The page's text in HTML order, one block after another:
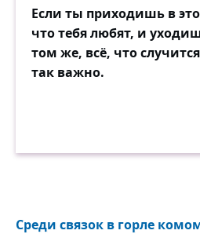
Если ты приходишь в
что тебя любят, и
том же, всё, что
так важно.
Среди связок в горле